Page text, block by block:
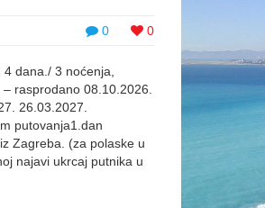
0 0
dana./ 3 noćenja,
rasprodano 08.10.2026.
26.03.2027.
putovanja1.dan
Zagreba. (za polaske u
najavi ukrcaj putnika u